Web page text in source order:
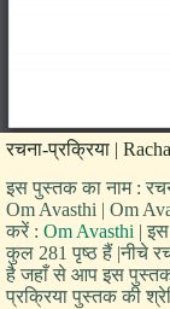
रचना-प्रक्रिया |
इस पुस्तक का नाम :
Om Avasthi | Om
करें : Om Avasthi |
कुल 281 पृष्ठ हैं |नीचे
है जहाँ से आप इस
प्रक्रिया पुस्तक की